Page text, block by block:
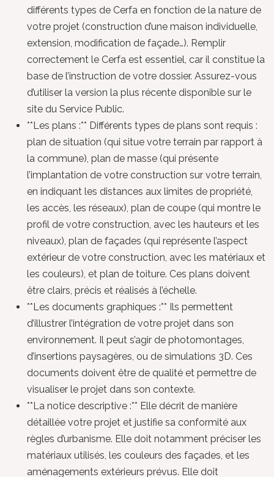
différents types de Cerfa en fonction de la nature de
votre projet (construction d’une maison individuelle,
extension, modification de façade…). Remplir
correctement le Cerfa est essentiel, car il constitue la
base de l’instruction de votre dossier. Assurez-vous
d’utiliser la version la plus récente disponible sur le
site du Service Public.
**Les plans :** Différents types de plans sont requis :
plan de situation (qui situe votre terrain par rapport à
la commune), plan de masse (qui présente
l’implantation de votre construction sur votre terrain,
en indiquant les distances aux limites de propriété,
les accès, les réseaux), plan de coupe (qui montre le
profil de votre construction, avec les hauteurs et les
niveaux), plan de façades (qui représente l’aspect
extérieur de votre construction, avec les matériaux et
les couleurs), et plan de toiture. Ces plans doivent
être clairs, précis et réalisés à l’échelle.
**Les documents graphiques :** Ils permettent
d’illustrer l’intégration de votre projet dans son
environnement. Il peut s’agir de photomontages,
d’insertions paysagères, ou de simulations 3D. Ces
documents doivent être de qualité et permettre de
visualiser le projet dans son contexte.
**La notice descriptive :** Elle décrit de manière
détaillée votre projet et justifie sa conformité aux
règles d’urbanisme. Elle doit notamment préciser les
matériaux utilisés, les couleurs des façades, et les
aménagements extérieurs prévus. Elle doit